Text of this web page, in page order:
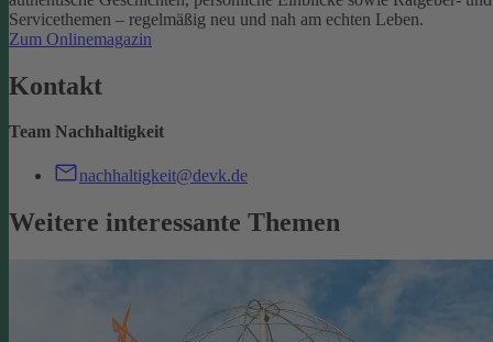
Servicethemen – regelmäßig neu und nah am echten Leben.
Zum Onlinemagazin
Kontakt
Team Nachhaltigkeit
nachhaltigkeit@devk.de
Weitere interessante Themen